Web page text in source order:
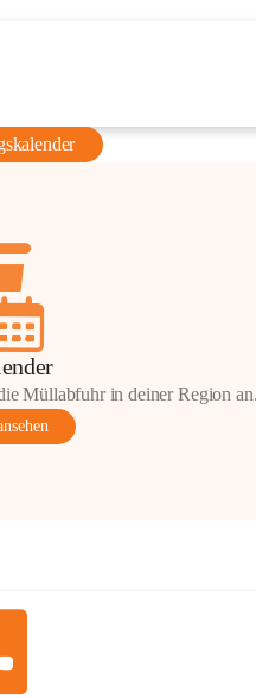
Müllabfuhr in deiner Region an.